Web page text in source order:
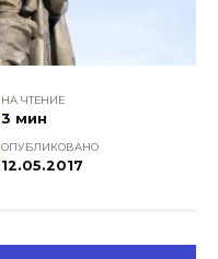
НА ЧТЕНИЕ
3 мин
ОПУБЛИКОВАНО
12.05.2017